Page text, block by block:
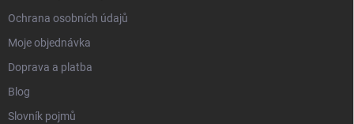
Ochrana osobních údajů
Moje objednávka
Doprava a platba
Blog
Slovník pojmů